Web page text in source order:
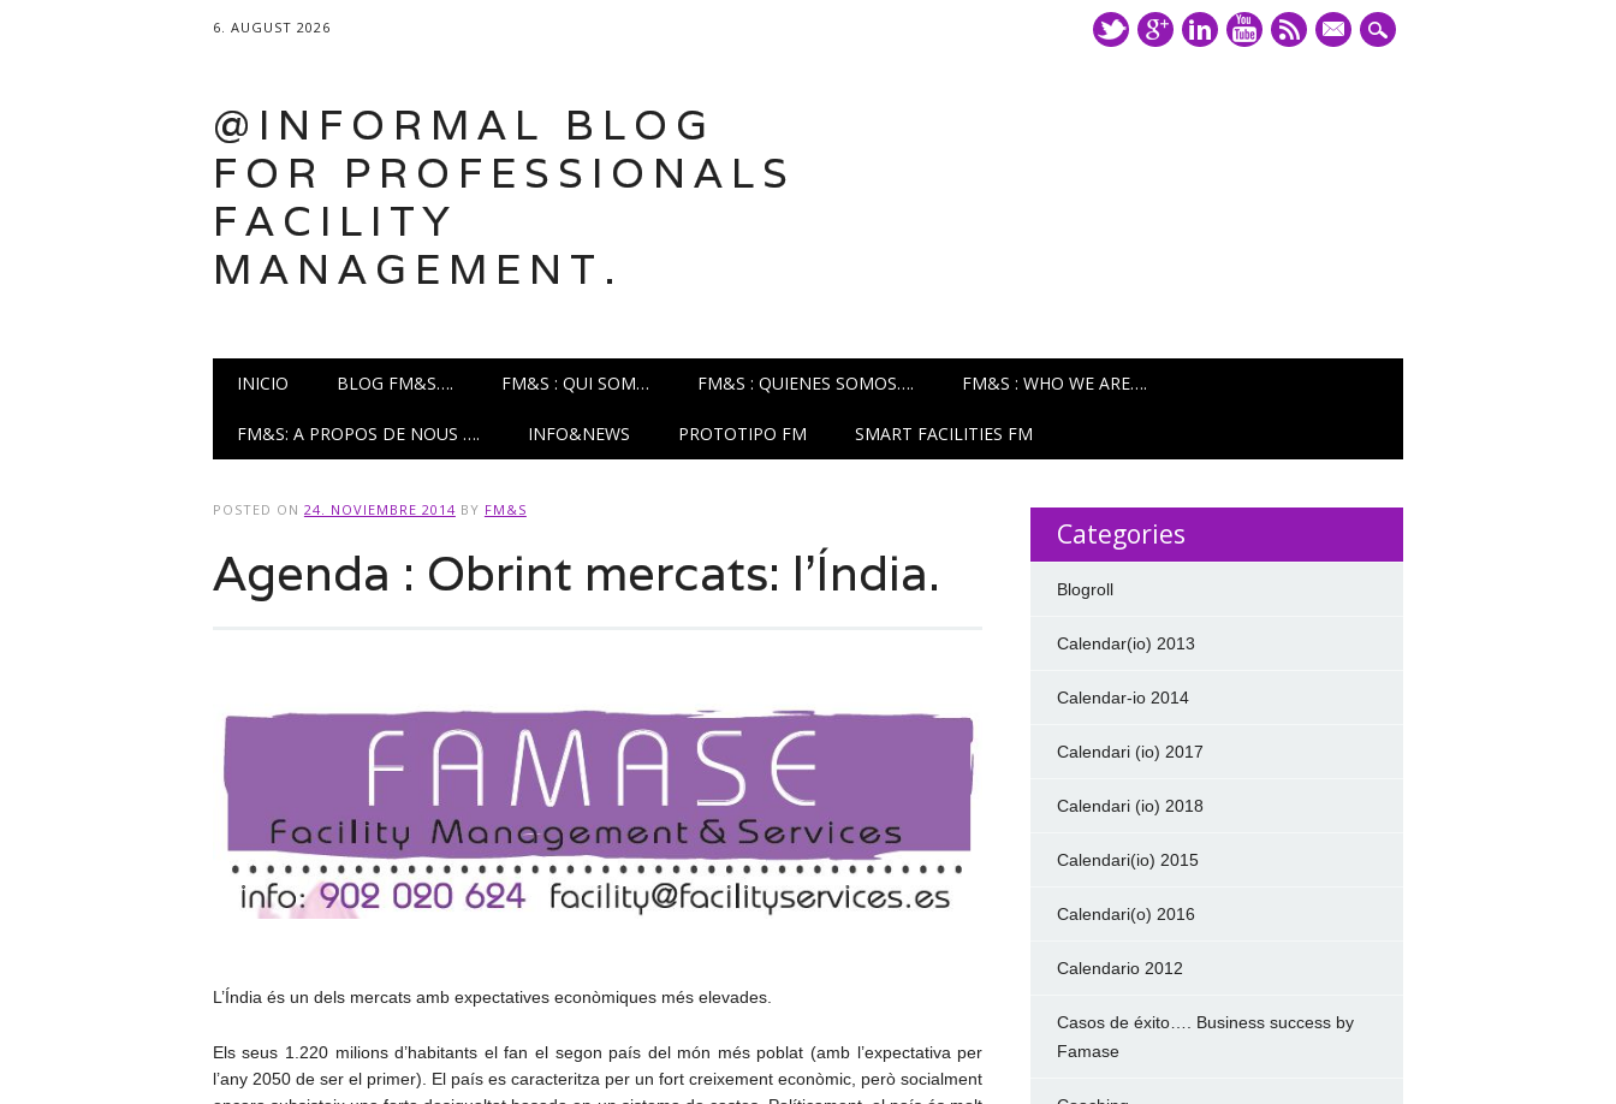
6. AUGUST 2026
mail
@INFORMAL BLOG
FOR PROFESSIONALS
FACILITY
MANAGEMENT.
Main menu
INICIO BLOG FM&S…. FM&S : QUI SOM… FM&S : QUIENES SOMOS…. FM&S : WHO WE ARE….
FM&S: A PROPOS DE NOUS …. INFO&NEWS PROTOTIPO FM SMART FACILITIES FM
POSTED ON 24. NOVIEMBRE 2014 BY FM&S
Agenda : Obrint mercats: l’Índia.
L’Índia és un dels mercats amb expectatives econòmiques més elevades.
Els seus 1.220 milions d’habitants el fan el segon país del món més poblat (amb l’expectativa per
l’any 2050 de ser el primer). El país es caracteritza per un fort creixement econòmic, però socialment
Categories
Blogroll
Calendar(io) 2013
Calendar-io 2014
Calendari (io) 2017
Calendari (io) 2018
Calendari(io) 2015
Calendari(o) 2016
Calendario 2012
Casos de éxito…. Business success by
Famase